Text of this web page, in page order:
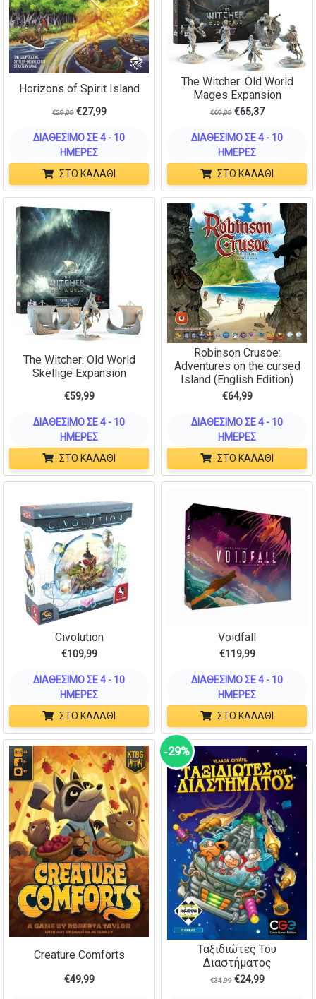
Horizons of Spirit Island
€29,99 €27,99
ΔΙΑΘΈΣΙΜΟ ΣΕ 4 - 10
ΗΜΈΡΕΣ
ΣΤΟ ΚΑΛΆΘΙ
The Witcher: Old World
Mages Expansion
€69,99 €65,37
ΔΙΑΘΈΣΙΜΟ ΣΕ 4 - 10
ΗΜΈΡΕΣ
ΣΤΟ ΚΑΛΆΘΙ
The Witcher: Old World
Skellige Expansion
€59,99
ΔΙΑΘΈΣΙΜΟ ΣΕ 4 - 10
ΗΜΈΡΕΣ
ΣΤΟ ΚΑΛΆΘΙ
Robinson Crusoe:
Adventures on the cursed
Island (English Edition)
€64,99
ΔΙΑΘΈΣΙΜΟ ΣΕ 4 - 10
ΗΜΈΡΕΣ
ΣΤΟ ΚΑΛΆΘΙ
Civolution
€109,99
ΔΙΑΘΈΣΙΜΟ ΣΕ 4 - 10
ΗΜΈΡΕΣ
ΣΤΟ ΚΑΛΆΘΙ
Voidfall
€119,99
ΔΙΑΘΈΣΙΜΟ ΣΕ 4 - 10
ΗΜΈΡΕΣ
ΣΤΟ ΚΑΛΆΘΙ
Creature Comforts
€49,99
‑29%
Ταξιδιώτες Του
Διαστήματος
€34,99 €24,99